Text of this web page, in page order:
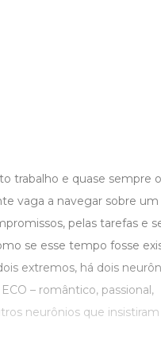
trabalho e quase sempre o
vaga a navegar sobre um
pelas tarefas e
se esse tempo fosse
extremos, há dois
– romântico, passional,
neurônios que